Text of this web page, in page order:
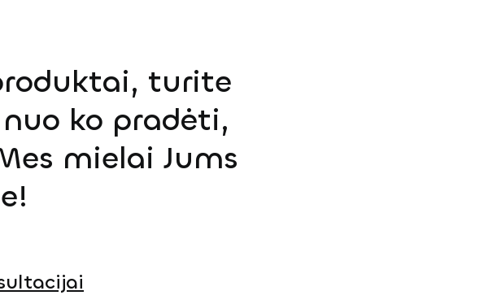
turite
ko pradėti,
mielai Jums